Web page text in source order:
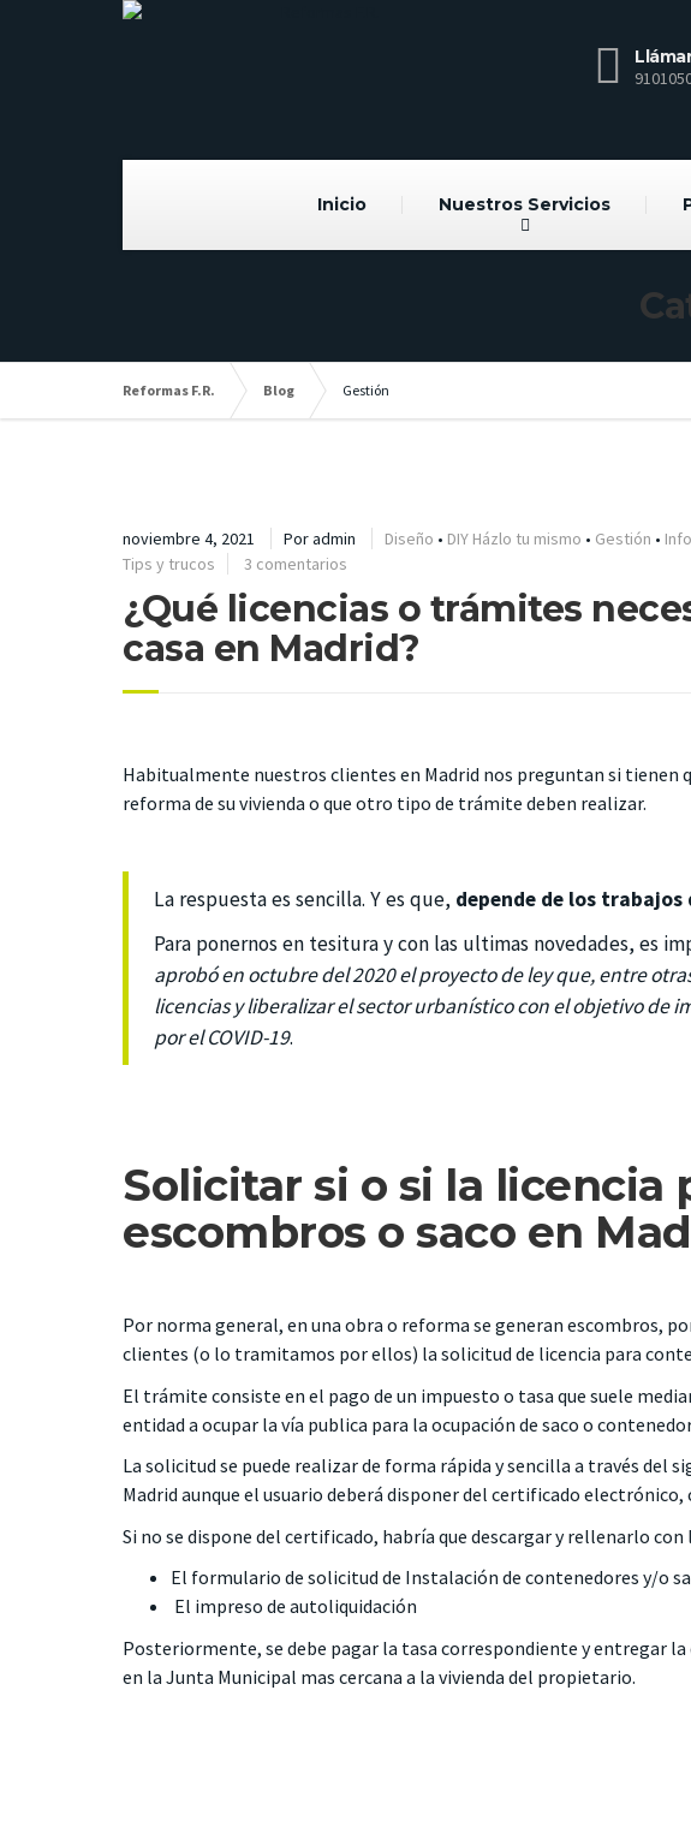
Inicio Nuestros Servicios
Reformas F.R. Blog Gestión
noviembre 4, 2021 Poradmin Diseño • DIY Házlo tu mismo • Gestión •
Tips y trucos
3 comentarios
¿Qué licencias o trámites
casa en Madrid?
Habitualmente nuestros clientes en Madrid nos preguntan si tienen
reforma de su vivienda o que otro tipo de trámite deben realizar.
La respuesta es sencilla. Y es que, depende de los
Para ponernos en tesitura y con las ultimas novedades, es
aprobó en octubre del 2020 el proyecto de ley que, entre
licencias y liberalizar el sector urbanístico con el objetivo de
por el COVID-19.
Solicitar si o si la licencia
escombros o saco en
Por norma general, en una obra o reforma se generan escombros,
clientes (o lo tramitamos por ellos) la solicitud de licencia para
El trámite consiste en el pago de un impuesto o tasa que suele
entidad a ocupar la vía publica para la ocupación de saco o
La solicitud se puede realizar de forma rápida y sencilla a través del
Madrid aunque el usuario deberá disponer del certificado
Si no se dispone del certificado, habría que descargar y rellenarlo
El formulario de solicitud de Instalación de contenedores y/o
El impreso de autoliquidación
Posteriormente, se debe pagar la tasa correspondiente y entregar
en la Junta Municipal mas cercana a la vivienda del propietario.